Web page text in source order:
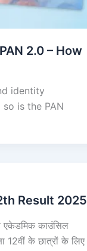
2.0 – How
identity
is the PAN
Result 2025
काउंसिल
12वीं के छात्रों के लिए